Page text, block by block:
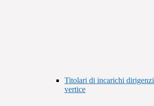
Titolari di incarichi
vertice